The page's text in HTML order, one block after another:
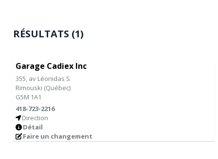
RÉSULTATS (1)
Garage Cadiex Inc
355, av Léonidas S
Rimouski (Québec)
G5M 1A1
418-723-2216
Direction
Détail
Faire un changement